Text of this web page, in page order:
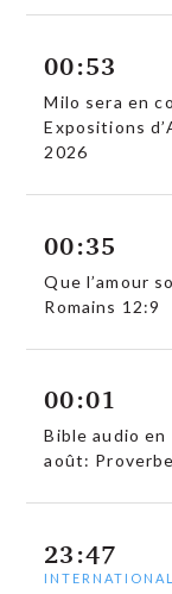
00:53
Milo sera en
Expositions
2026
00:35
Que l’amour
Romains 12:9
00:01
Bible audio
août:
23:47
INTERNATIONAL